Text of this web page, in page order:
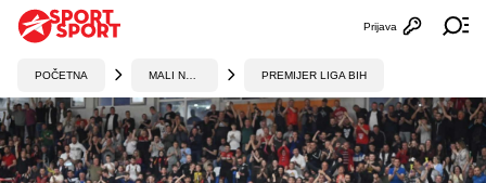
Otvori
Prijava
POČETNA PREMIJER LIGA BIH